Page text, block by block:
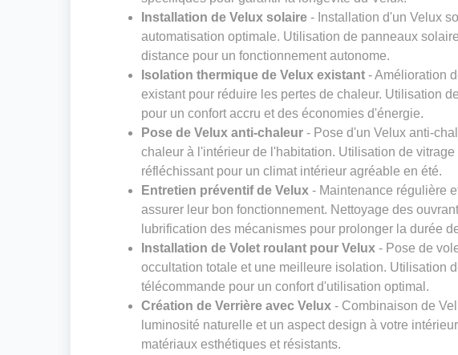
Installation de Velux solaire - Installation d'un Velux
automatisation optimale. Utilisation de panneaux
distance pour un fonctionnement autonome.
Isolation thermique de Velux existant - Amélioration
existant pour réduire les pertes de chaleur. Utilisation
pour un confort accru et des économies d'énergie.
Pose de Velux anti-chaleur - Pose d'un Velux anti-
chaleur à l'intérieur de l'habitation. Utilisation de
réfléchissant pour un climat intérieur agréable en été.
Entretien préventif de Velux - Maintenance régulière
assurer leur bon fonctionnement. Nettoyage des
lubrification des mécanismes pour prolonger la durée
Installation de Volet roulant pour Velux - Pose de
occultation totale et une meilleure isolation. Utilisation
télécommande pour un confort d'utilisation optimal.
Création de Verrière avec Velux - Combinaison de
luminosité naturelle et un aspect design à votre
matériaux esthétiques et résistants.